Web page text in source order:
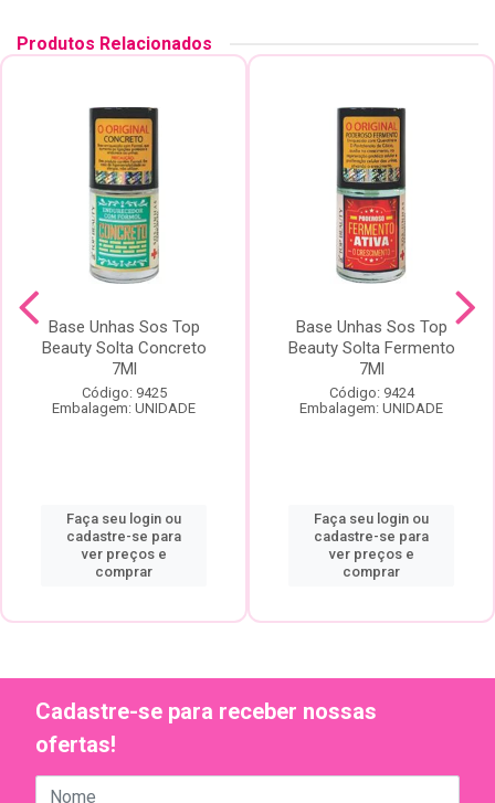
Produtos Relacionados
Base Unhas Sos Top
Beauty Solta Concreto
7Ml
Código: 9425
Embalagem: UNIDADE
Faça seu login ou
cadastre-se para
ver preços e
comprar
Base Unhas Sos Top
Beauty Solta Fermento
7Ml
Código: 9424
Embalagem: UNIDADE
Faça seu login ou
cadastre-se para
ver preços e
comprar
Cadastre-se para receber nossas
ofertas!